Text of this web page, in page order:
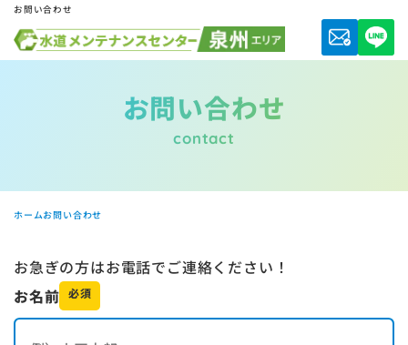
お問い合わせ
お問い合わせ
contact
ホームお問い合わせ
お急ぎの方はお電話でご連絡ください！
お名前 必須